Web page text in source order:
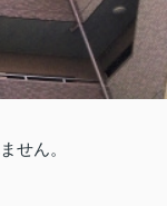
せん。